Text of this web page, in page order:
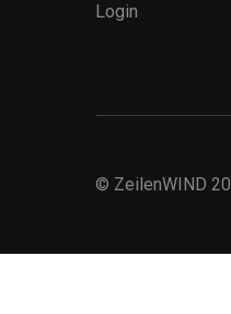
Login
© ZeilenWIND